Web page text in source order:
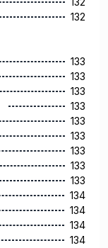
132
133
133
133
133
133
133
133
133
133
134
134
134
134